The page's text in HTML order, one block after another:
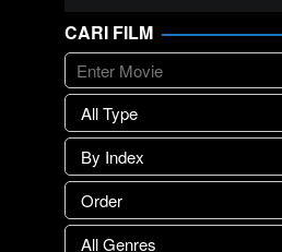
CARI FILM